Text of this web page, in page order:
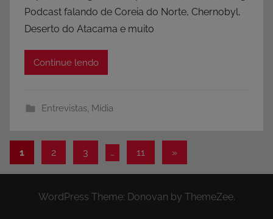
Podcast falando de Coreia do Norte, Chernobyl,
Deserto do Atacama e muito
Continue lendo
Entrevistas, Mídia
Paginação
de
posts
1 2 3 … 11
Post
»
WordPress Theme: Donovan by ThemeZee.